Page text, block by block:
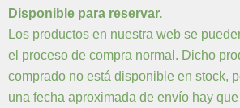
Disponible para reservar.
Los productos en nuestra web se
el proceso de compra normal. Dicho
comprado no está disponible en stock,
una fecha aproximada de envío hay
K35061
RODAMIENTOS
DE
DIRECCIO
1.5"/1.8
cantidad